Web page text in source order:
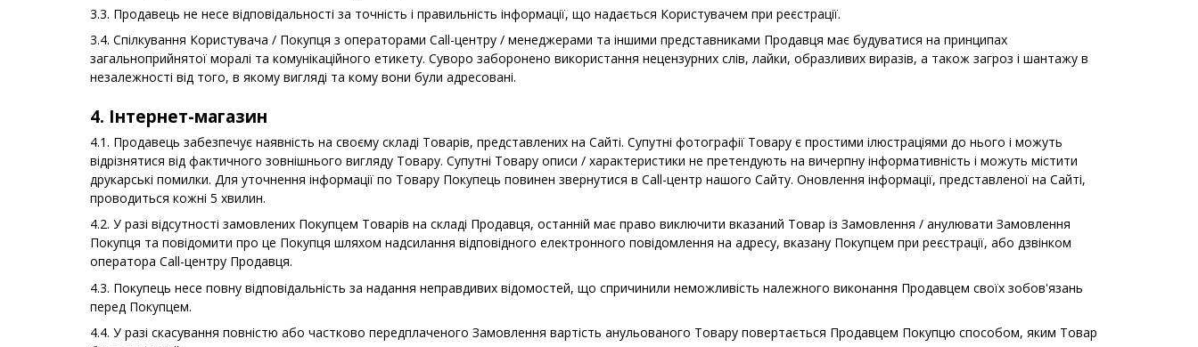
3.3. Продавець не несе відповідальності за точність і правильність інформації, що надається Користувачем при реєстрації.
3.4. Спілкування Користувача / Покупця з операторами Call-центру / менеджерами та іншими представниками Продавця має будуватися на принципах
загальноприйнятої моралі та комунікаційного етикету. Суворо заборонено використання нецензурних слів, лайки, образливих виразів, а також загроз і шантажу в
незалежності від того, в якому вигляді та кому вони були адресовані.
4. Інтернет-магазин
4.1. Продавець забезпечує наявність на своєму складі Товарів, представлених на Сайті. Супутні фотографії Товару є простими ілюстраціями до нього і можуть
відрізнятися від фактичного зовнішнього вигляду Товару. Супутні Товару описи / характеристики не претендують на вичерпну інформативність і можуть містити
друкарські помилки. Для уточнення інформації по Товару Покупець повинен звернутися в Call-центр нашого Сайту. Оновлення інформації, представленої на Сайті,
проводиться кожні 5 хвилин.
4.2. У разі відсутності замовлених Покупцем Товарів на складі Продавця, останній має право виключити вказаний Товар із Замовлення / анулювати Замовлення
Покупця та повідомити про це Покупця шляхом надсилання відповідного електронного повідомлення на адресу, вказану Покупцем при реєстрації, або дзвінком
оператора Call-центру Продавця.
4.3. Покупець несе повну відповідальність за надання неправдивих відомостей, що спричинили неможливість належного виконання Продавцем своїх зобов'язань
перед Покупцем.
4.4. У разі скасування повністю або частково передплаченого Замовлення вартість анульованого Товару повертається Продавцем Покупцю способом, яким Товар